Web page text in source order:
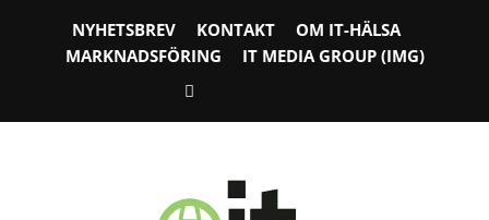
NYHETSBREV KONTAKT
OM IT-HÄLSA
MARKNADSFÖRING
IT MEDIA GROUP (IMG)